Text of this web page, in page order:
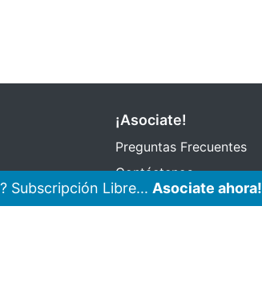
¡Asociate!
Preguntas Frecuentes
Contáctenos
Subscribir eMail
Subscripción Libre... Asociate ahora!